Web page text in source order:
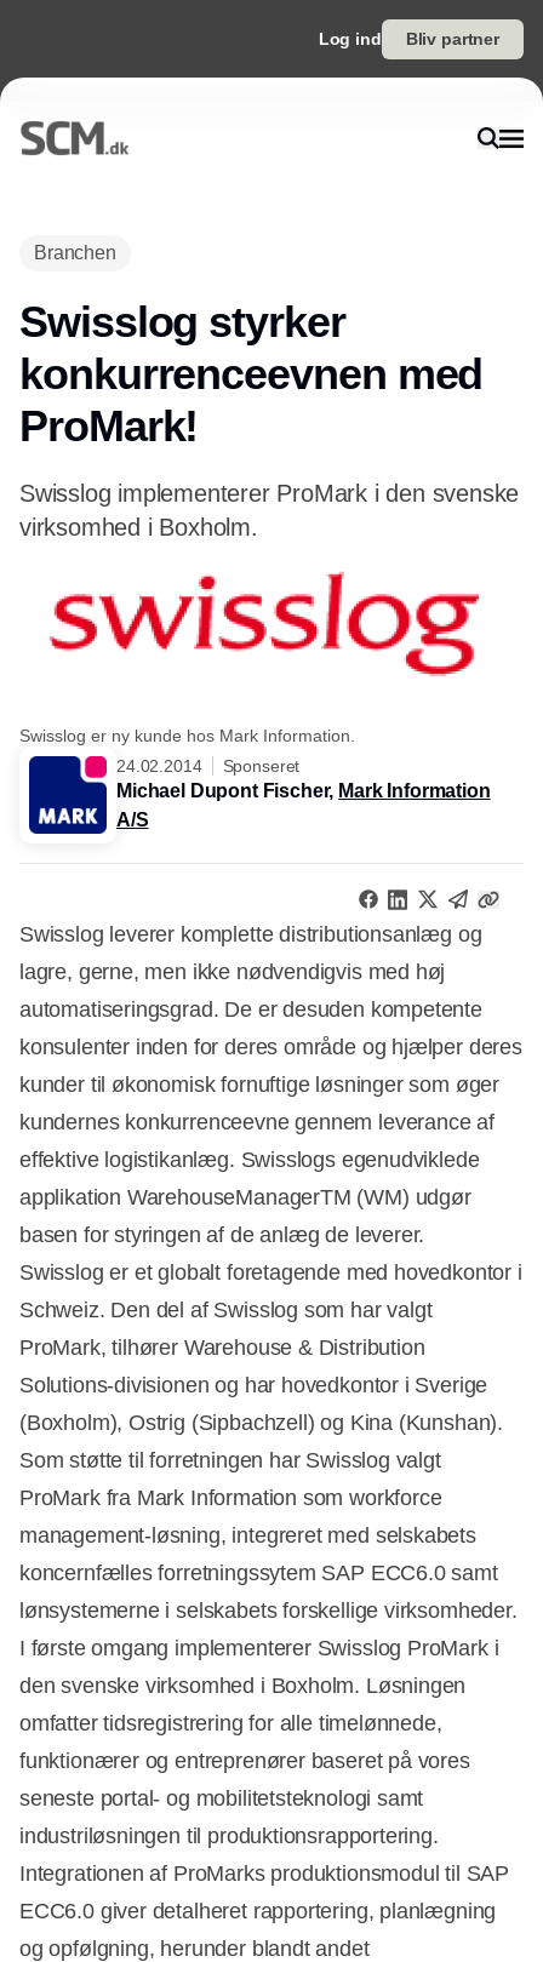
Log ind Bliv partner
Branchen
Swisslog styrker
konkurrenceevnen med
ProMark!
Swisslog implementerer ProMark i den svenske
virksomhed i Boxholm.
Swisslog er ny kunde hos Mark Information.
24.02.2014
Sponseret
Michael Dupont Fischer, Mark Information
A/S
Swisslog leverer komplette distributionsanlæg og
lagre, gerne, men ikke nødvendigvis med høj
automatiseringsgrad. De er desuden kompetente
konsulenter inden for deres område og hjælper deres
kunder til økonomisk fornuftige løsninger som øger
kundernes konkurrenceevne gennem leverance af
effektive logistikanlæg. Swisslogs egenudviklede
applikation WarehouseManagerTM (WM) udgør
basen for styringen af de anlæg de leverer.
Swisslog er et globalt foretagende med hovedkontor i
Schweiz. Den del af Swisslog som har valgt
ProMark, tilhører Warehouse & Distribution
Solutions-divisionen og har hovedkontor i Sverige
(Boxholm), Ostrig (Sipbachzell) og Kina (Kunshan).
Som støtte til forretningen har Swisslog valgt
ProMark fra Mark Information som workforce
management-løsning, integreret med selskabets
koncernfælles forretningssytem SAP ECC6.0 samt
lønsystemerne i selskabets forskellige virksomheder.
I første omgang implementerer Swisslog ProMark i
den svenske virksomhed i Boxholm. Løsningen
omfatter tidsregistrering for alle timelønnede,
funktionærer og entreprenører baseret på vores
seneste portal- og mobilitetsteknologi samt
industriløsningen til produktionsrapportering.
Integrationen af ProMarks produktionsmodul til SAP
ECC6.0 giver detalheret rapportering, planlægning
og opfølgning, herunder blandt andet